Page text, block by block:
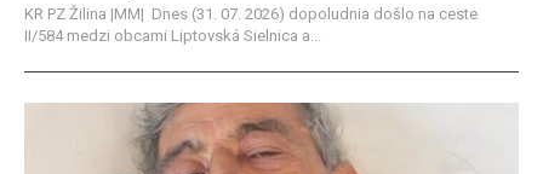
KR PZ Žilina |MM| Dnes (31. 07. 2026) dopoludnia došlo na ceste
II/584 medzi obcami Liptovská Sielnica a...